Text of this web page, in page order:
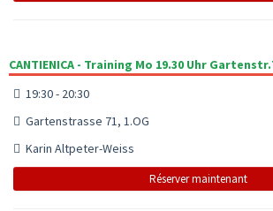
CANTIENICA - Training Mo 19.30 Uhr
19:30 - 20:30
Gartenstrasse 71, 1.OG
Karin Altpeter-Weiss
Réserver maintenant